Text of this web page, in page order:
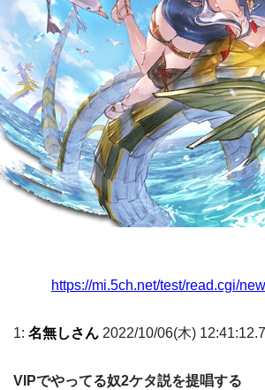
https://mi.5ch.net/test/read.cgi/
1: 名無しさん 2022/10/06(木)
VIPでやってる奴2ケタ説を提唱する